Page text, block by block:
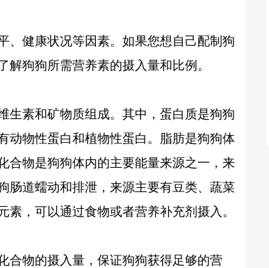
、健康状况等因素。如果您想自己配制狗
狗狗所需营养素的摄入量和比例。
生素和矿物质组成。其中，蛋白质是狗狗
动物性蛋白和植物性蛋白。脂肪是狗狗体
合物是狗狗体内的主要能量来源之一，来
肠道蠕动和排泄，来源主要有豆类、蔬菜
，可以通过食物或者营养补充剂摄入。
合物的摄入量，保证狗狗获得足够的营